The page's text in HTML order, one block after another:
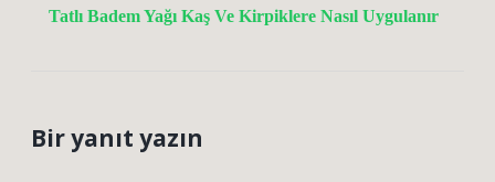
Tatlı Badem Yağı Kaş Ve Kirpiklere Nasıl Uygulanır
Bir yanıt yazın